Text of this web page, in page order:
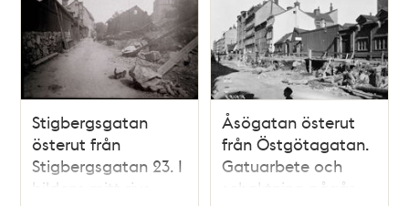
Stigbergsgatan
österut från
Stigbergsgatan 23. I
bildens mitt rivs
Åsögatan österut
från Östgötagatan.
Gatuarbete och
schaktning pågår